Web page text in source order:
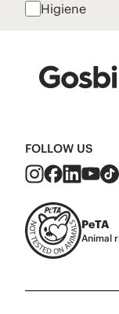
Higiene
FOLLOW US
PeTA
Animal